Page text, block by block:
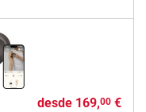
desde 169,00€